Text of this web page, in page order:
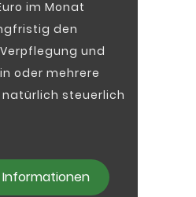
im Monat
den
und
oder mehrere
natürlich steuerlich